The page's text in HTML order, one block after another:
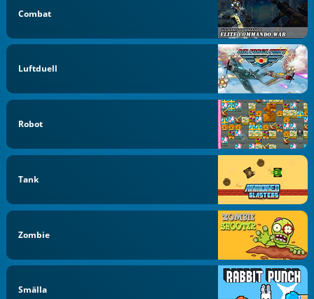
Combat
Luftduell
Robot
Tank
Zombie
Smälla